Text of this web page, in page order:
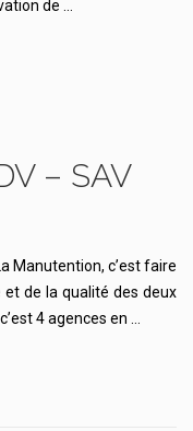
de …
– SAV
Manutention, c’est faire
et de la qualité des deux
4 agences en …